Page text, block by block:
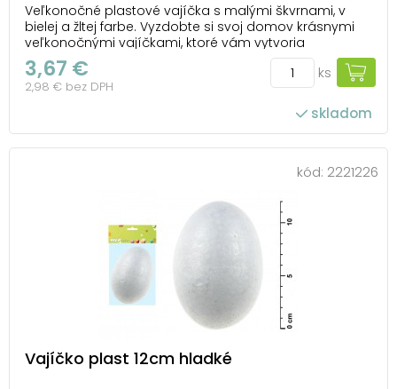
Veľkonočné plastové vajíčka s malými škvrnami, v
bielej a žltej farbe. Vyzdobte si svoj domov krásnymi
veľkonočnými vajíčkami, ktoré vám vytvoria
očarujúcu atmosféru Veľkej noci! Túto dekoráciu
môžete použiť na dekorovanie veľkonočných vencov
alebo vetvičiek. Vajíčka majú šnúrku na zavesenie B...
3,67 €
2,98 € bez DPH
ks
skladom
kód: 2221226
Vajíčko plast 12cm hladké